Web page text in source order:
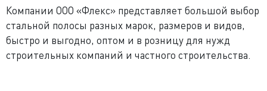
Компании ООО «Флекс» представляет большой выбор
стальной полосы разных марок, размеров и видов,
быстро и выгодно, оптом и в розницу для нужд
строительных компаний и частного строительства.